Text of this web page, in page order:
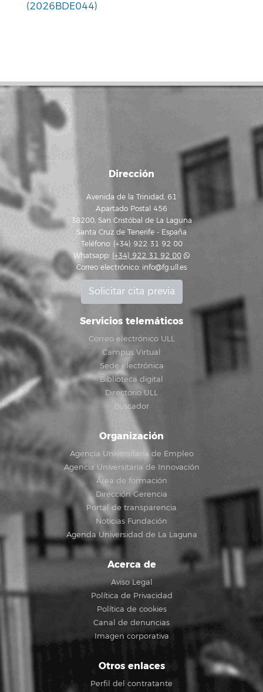
(2026BDE044)
Dirección
Avenida de la Trinidad, 61
Apartado Postal 456
38200, San Cristóbal de La Laguna
Santa Cruz de Tenerife - España
Teléfono: (+34) 922 31 92 00
Whatsapp: (+34) 922 31 92 00
Correo electrónico: info@fg.ull.es
Solicitar cita previa
Servicios telemáticos
Correo electrónico ULL
Campus Virtual
Sede electrónica
Biblioteca digital
Directorio ULL
Buscador
Organización
Agencia Universitaria de Empleo
Agencia Universitaria de Innovación
Área de formación
Dirección Gerencia
Portal de transparencia
Noticias Fundación
Agenda Universidad de La Laguna
Acerca de
Aviso Legal
Política de Privacidad
Política de cookies
Canal de denuncias
Imagen corporativa
Otros enlaces
Perfil del contratante